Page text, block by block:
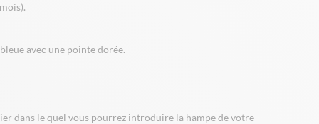
avec une pointe dorée.
dans le quel vous pourrez introduire la hampe de votre